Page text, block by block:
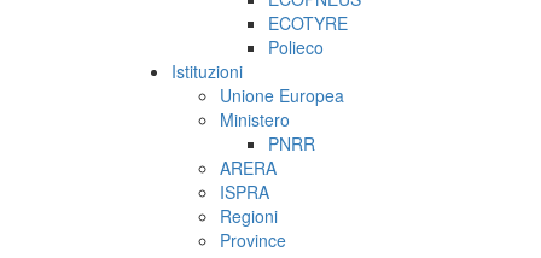
ECOTYRE
Polieco
Istituzioni
Unione Europea
Ministero
PNRR
ARERA
ISPRA
Regioni
Province